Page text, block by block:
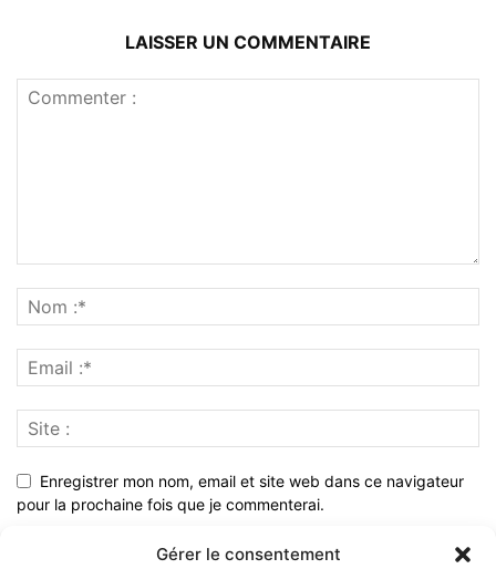
Gérer le consentement
LAISSER UN COMMENTAIRE
Enregistrer mon nom, email et site web dans ce navigateur
pour la prochaine fois que je commenterai.